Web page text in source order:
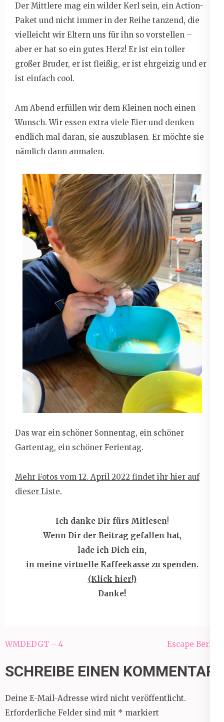
Der Mittlere mag ein wilder Kerl sein, ein Action-
Paket und nicht immer in der Reihe tanzend, die
vielleicht wir Eltern uns für ihn so vorstellen –
aber er hat so ein gutes Herz! Er ist ein toller
großer Bruder, er ist fleißig, er ist ehrgeizig und er
ist einfach cool.
Am Abend erfüllen wir dem Kleinen noch einen
Wunsch. Wir essen extra viele Eier und denken
endlich mal daran, sie auszublasen. Er möchte sie
nämlich dann anmalen.
Das war ein schöner Sonnentag, ein schöner
Gartentag, ein schöner Ferientag.
Mehr Fotos vom 12. April 2022 findet ihr hier auf
dieser Liste.
Ich danke Dir fürs Mitlesen!
Wenn Dir der Beitrag gefallen hat,
lade ich Dich ein,
in meine virtuelle Kaffeekasse zu spenden.
(Klick hier!)
Danke!
Beitragsnavigation
WMDEDGT – 4 Escape Berlin
SCHREIBE EINEN KOMMENTAR
Deine E-Mail-Adresse wird nicht veröffentlicht.
Erforderliche Felder sind mit * markiert